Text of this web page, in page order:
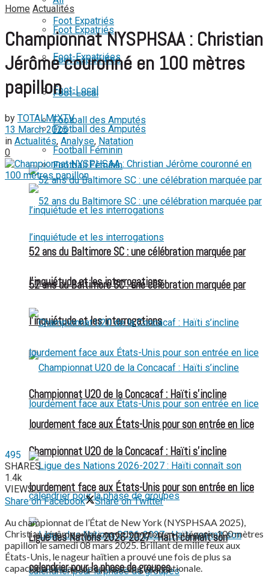
Foot Expatriés
Foot-Expatriées
Foot-Local
Football des Amputés
Football Féminin
52 ans du Baltimore SC : une célébration marquée par
l’inquiétude et les interrogations
Championnat U20 de la Concacaf : Haïti s’incline
lourdement face aux États-Unis pour son entrée en lice
Foot Expatriés
Foot-Expatriées
Foot-Local
Football des Amputés
Football Féminin
52 ans du Baltimore SC : une célébration marquée par
l’inquiétude et les interrogations
Championnat U20 de la Concacaf : Haïti s’incline
lourdement face aux États-Unis pour son entrée en lice
Ligue des Nations 2026-2027 : Haïti connaît son
calendrier pour la phase de groupes
View All Result
Home Actualités
Championnat NYSPHSAA : Christian
Jérôme couronné en 100 mètres
papillon
by TOTALMIXTV
13 March 2025
in Actualités, Analyse, Natation
0
495
SHARES
1.4k
VIEWS
Share on Facebook
Share on Twitter
Au championnat de l’État de New York (NYSPHSAA 2025),
Christian Jérôme a été sacré champion en catégorie 100 mètres
papillon le samedi 08 mars 2025. Brillant de mille feux aux
États-Unis, le nageur haïtien a prouvé une fois de plus sa
capacité à être au top sur la scène internationale.